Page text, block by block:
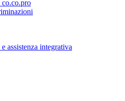
co.co.pro
assistenza integrativa